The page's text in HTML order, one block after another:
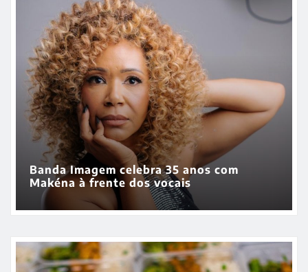
Exame toxicológico para a primeira CNH
gera denúncias de cortes excessivos de
cabelo e revolta entre candidatas